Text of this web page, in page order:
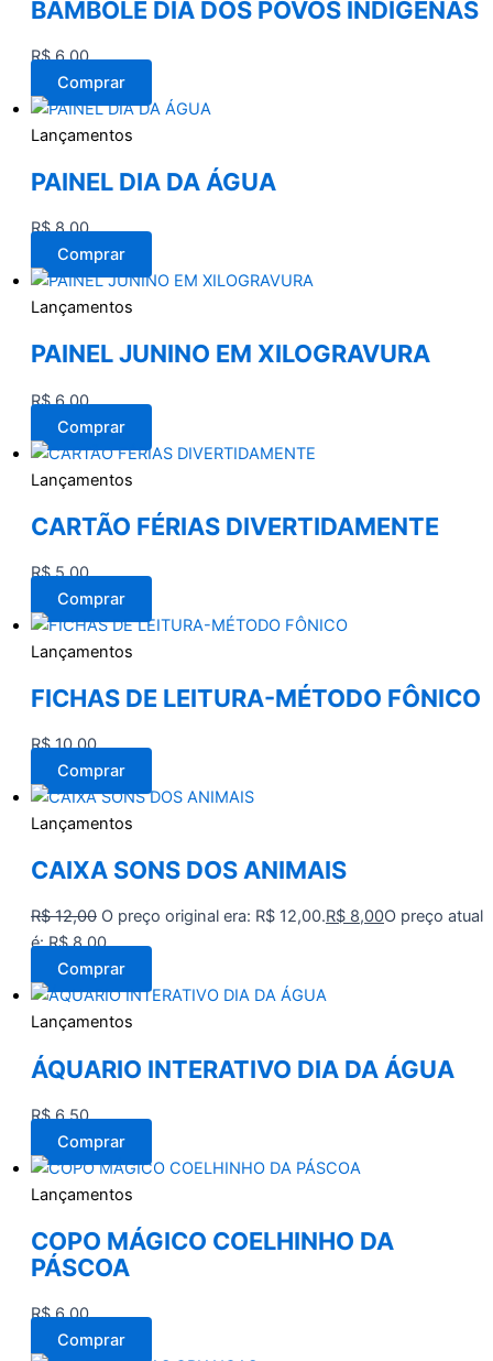
BAMBOLÊ DIA DOS POVOS INDÍGENAS
R$6,00
Comprar
Lançamentos
PAINEL DIA DA ÁGUA
R$8,00
Comprar
Lançamentos
PAINEL JUNINO EM XILOGRAVURA
R$6,00
Comprar
Lançamentos
CARTÃO FÉRIAS DIVERTIDAMENTE
R$5,00
Comprar
Lançamentos
FICHAS DE LEITURA-MÉTODO FÔNICO
R$10,00
Comprar
Lançamentos
CAIXA SONS DOS ANIMAIS
R$12,00 O preço original era: R$ 12,00.R$ 8,00O preço atual
é: R$ 8,00.
Comprar
Lançamentos
ÁQUARIO INTERATIVO DIA DA ÁGUA
R$6,50
Comprar
Lançamentos
COPO MÁGICO COELHINHO DA
PÁSCOA
R$6,00
Comprar